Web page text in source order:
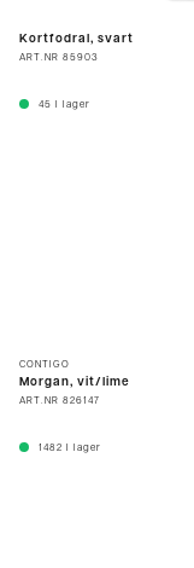
Kortfodral, svart
ART.NR 85903
45 I lager
CONTIGO
Morgan, vit/lime
ART.NR 826147
1482 I lager